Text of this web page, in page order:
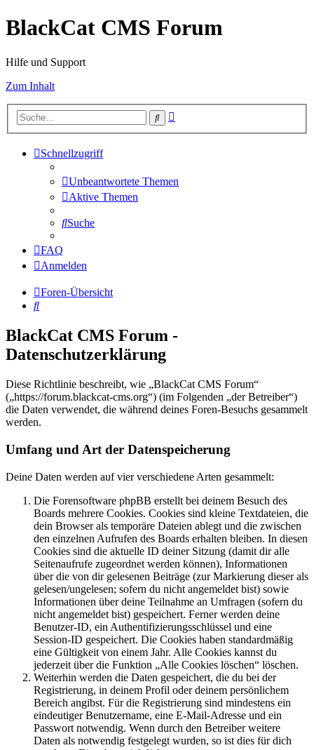
BlackCat CMS Forum
Hilfe und Support
Zum Inhalt
Suche
Schnellzugriff
Unbeantwortete Themen
Aktive Themen
Suche
FAQ
Anmelden
Foren-Übersicht
Suche
BlackCat CMS Forum -
Datenschutzerklärung
Diese Richtlinie beschreibt, wie „BlackCat CMS Forum“
(„https://forum.blackcat-cms.org“) (im Folgenden „der Betreiber“)
die Daten verwendet, die während deines Foren-Besuchs gesammelt
werden.
Umfang und Art der Datenspeicherung
Deine Daten werden auf vier verschiedene Arten gesammelt:
Die Forensoftware phpBB erstellt bei deinem Besuch des
Boards mehrere Cookies. Cookies sind kleine Textdateien, die
dein Browser als temporäre Dateien ablegt und die zwischen
den einzelnen Aufrufen des Boards erhalten bleiben. In diesen
Cookies sind die aktuelle ID deiner Sitzung (damit dir alle
Seitenaufrufe zugeordnet werden können), Informationen
über die von dir gelesenen Beiträge (zur Markierung dieser als
gelesen/ungelesen; sofern du nicht angemeldet bist) sowie
Informationen über deine Teilnahme an Umfragen (sofern du
nicht angemeldet bist) gespeichert. Ferner werden deine
Benutzer-ID, ein Authentifizierungsschlüssel und eine
Session-ID gespeichert. Die Cookies haben standardmäßig
eine Gültigkeit von einem Jahr. Alle Cookies kannst du
jederzeit über die Funktion „Alle Cookies löschen“ löschen.
Weiterhin werden die Daten gespeichert, die du bei der
Registrierung, in deinem Profil oder deinem persönlichem
Bereich angibst. Für die Registrierung sind mindestens ein
eindeutiger Benutzername, eine E-Mail-Adresse und ein
Passwort notwendig. Wenn durch den Betreiber weitere
Daten als notwendig festgelegt wurden, so ist dies für dich